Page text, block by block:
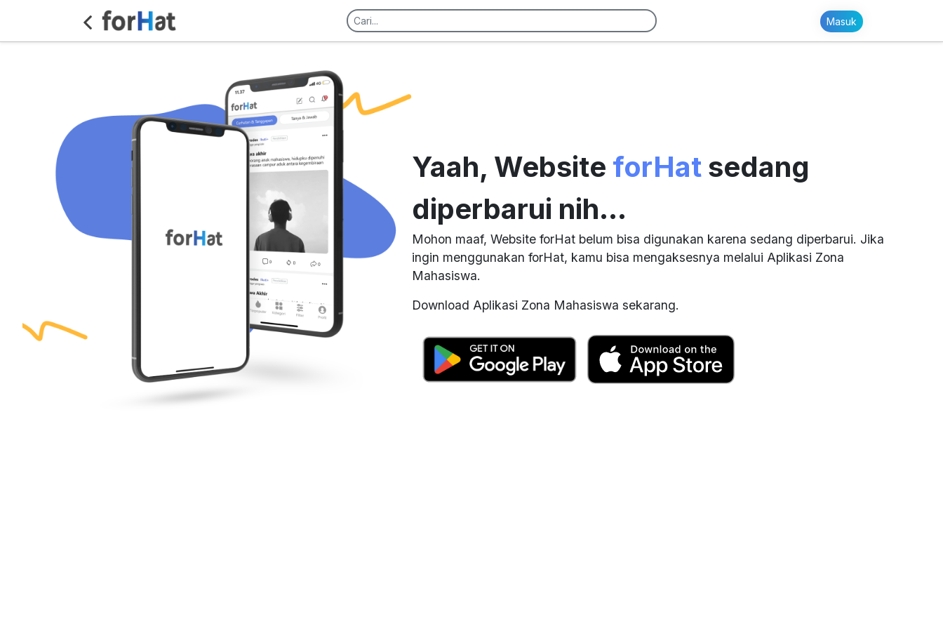
Masuk
Yaah, Website forHatsedang
diperbarui nih...
Mohon maaf, Website forHat belum bisa digunakan karena sedang diperbarui. Jika
ingin menggunakan forHat, kamu bisa mengaksesnya melalui Aplikasi Zona
Mahasiswa.
Download Aplikasi Zona Mahasiswa sekarang.